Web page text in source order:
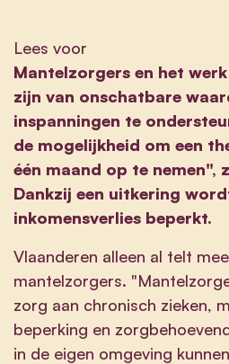
Lees voor
Mantelzorgers en het
zijn van onschatbare
inspanningen te
de mogelijkheid om een
één maand op te nemen",
Dankzij een uitkering
inkomensverlies beperkt.
Vlaanderen alleen al telt
mantelzorgers.
zorg aan chronisch zieken,
beperking en
in de eigen omgeving